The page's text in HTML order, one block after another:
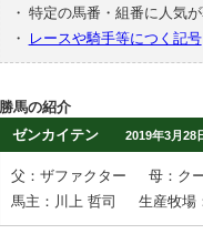
・ 特定の馬番・組番に人気が
・
レースや騎手等につく記号
勝馬の紹介
ゼンカイテン
2019年3月28
父：ザファクター
母：ク
馬主：川上 哲司
生産牧場